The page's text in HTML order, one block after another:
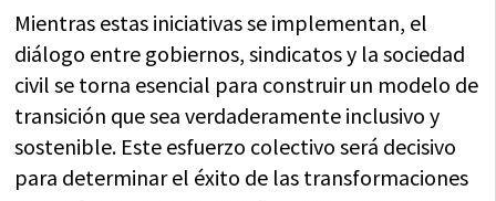
Mientras estas iniciativas se implementan, el
diálogo entre gobiernos, sindicatos y la sociedad
civil se torna esencial para construir un modelo de
transición que sea verdaderamente inclusivo y
sostenible. Este esfuerzo colectivo será decisivo
para determinar el éxito de las transformaciones